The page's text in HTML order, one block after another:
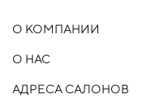
О КОМПАНИИ
О НАС
АДРЕСА САЛОНОВ